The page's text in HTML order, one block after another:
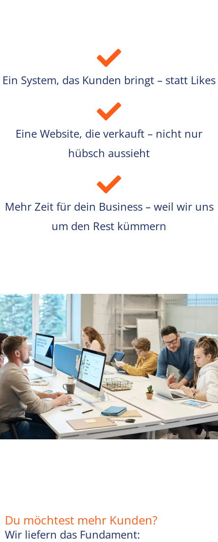
Ein System, das Kunden bringt – statt Likes
Eine Website, die verkauft – nicht nur
hübsch aussieht
Mehr Zeit für dein Business – weil wir uns
um den Rest kümmern
Du möchtest mehr Kunden?
Wir liefern das Fundament: